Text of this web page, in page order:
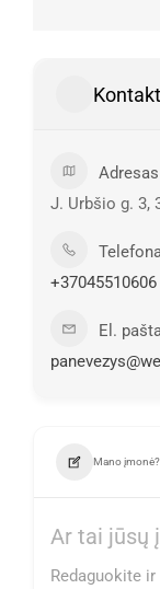
Adresas
J. Urbšio g. 3,
+37045510606
El.
Mano įmonė?
Ar tai jūsų
Redaguokite